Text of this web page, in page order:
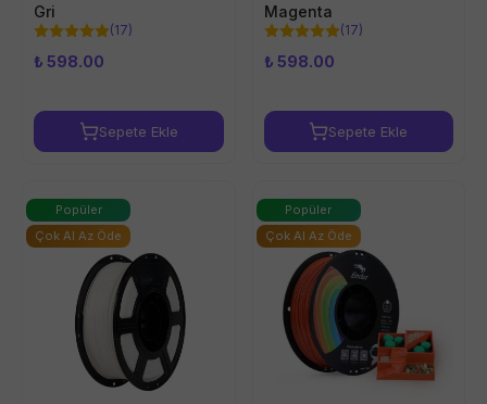
Gri
(17)
₺ 598.00
Sepete Ekle
Magenta
(17)
₺ 598.00
Sepete Ekle
Popüler
Çok Al Az Öde
Popüler
Çok Al Az Öde